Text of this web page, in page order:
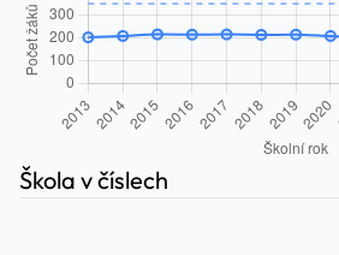
Škola v číslech